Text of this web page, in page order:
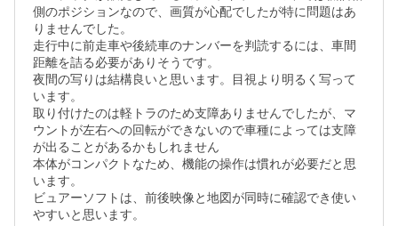
側のポジションなので、画質が心配でしたが特に問題はあ
りませんでした。
走行中に前走車や後続車のナンバーを判読するには、車間
距離を詰る必要がありそうです。
夜間の写りは結構良いと思います。目視より明るく写って
います。
取り付けたのは軽トラのため支障ありませんでしたが、マ
ウントが左右への回転ができないので車種によっては支障
が出ることがあるかもしれません
本体がコンパクトなため、機能の操作は慣れが必要だと思
います。
ビュアーソフトは、前後映像と地図が同時に確認でき使い
やすいと思います。